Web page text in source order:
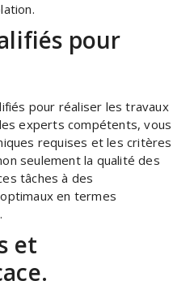
pour
pour réaliser les travaux
experts compétents, vous
requises et les critères
seulement la qualité des
tâches à des
en termes
et